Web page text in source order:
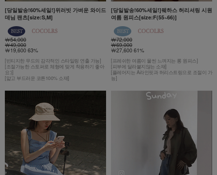
[당일발송!60%세일!]위러빗 가벼운 와이드
데님 팬츠[size:S,M]
￦54,000
￦49,000
￦19,600 63%
[빈티지한 무드의 감각적인 스타일링 연출 가능]
[조절가능한 스토퍼로 체형에 맞게 착용하기 좋아
요:)]
[얇고 부드러운 코튼100% 소재]
[당일발송!60%세일!]웨하스 허리셔링 시원
여름 원피스[size:F(55~66)]
￦72,000
￦69,000
￦27,600 61%
[프레쉬한 여름이 물씬 느껴지는 롱 원피스]
[피부에 달라붙지않는 소재]
[플레어지는 A라인핏과 허리스트링으로 조절이 가
능]